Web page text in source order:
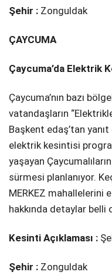
Şehir : Zonguldak
ÇAYCUMA
Çaycuma’da Elektrik
Çaycuma’nın bazı
vatandaşların
Başkent edaş’tan
elektrik kesintisi
yaşayan
sürmesi planlanıyor.
MERKEZ mahallelerini
hakkında detaylar belli
Kesinti Açıklaması :
Şehir : Zonguldak